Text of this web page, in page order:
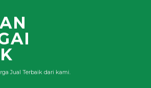
Jual Terbaik dari kami.